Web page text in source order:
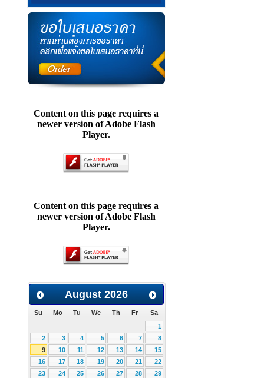
Content on this page requires a
newer version of Adobe Flash
Player.
Content on this page requires a
newer version of Adobe Flash
Player.
August 2026
Su Mo Tu We Th Fr
Sa
1
2
3 4 5 6 7
8
9
10 11 12 13 14
15
16
17 18 19 20 21
22
23
24 25 26 27 28
29